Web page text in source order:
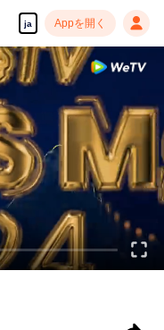
ja Appを開く